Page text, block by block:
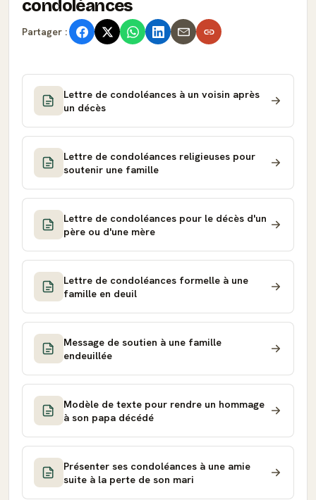
condoléances
Partager :
Lettre de condoléances à un voisin après
un décès
Lettre de condoléances religieuses pour
soutenir une famille
Lettre de condoléances pour le décès d'un
père ou d'une mère
Lettre de condoléances formelle à une
famille en deuil
Message de soutien à une famille
endeuillée
Modèle de texte pour rendre un hommage
à son papa décédé
Présenter ses condoléances à une amie
suite à la perte de son mari